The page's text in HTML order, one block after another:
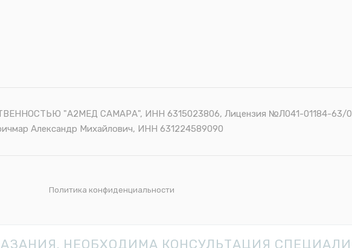
"А2МЕД САМАРА", ИНН 6315023806, Лицензия №Л041-01184-63/
Александр Михайлович, ИНН 631224589090
Политика конфиденциальности
НЕОБХОДИМА КОНСУЛЬТАЦИЯ